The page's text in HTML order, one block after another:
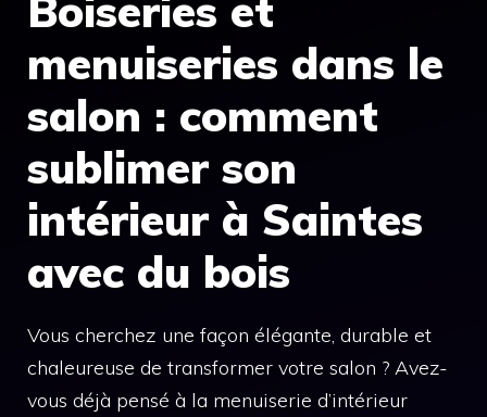
Boiseries et
menuiseries dans le
salon : comment
sublimer son
intérieur à Saintes
avec du bois
Vous cherchez une façon élégante, durable et
chaleureuse de transformer votre salon ? Avez-
vous déjà pensé à la menuiserie d’intérieur